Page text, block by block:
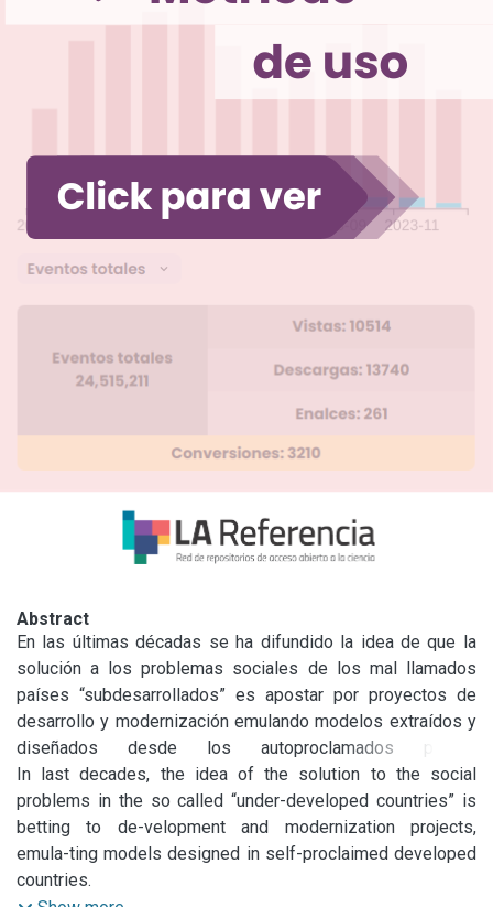
Abstract
En las últimas décadas se ha difundido la idea de que la
solución a los problemas sociales de los mal llamados
países “subdesarrollados” es apostar por proyectos de
desarrollo y modernización emulando modelos extraídos y
diseñados desde los autoproclamados países
“desarrollados”. La imposición de este modelo requiere,
entre otra serie de ajustes, una reestructuración y
reorientación de los sistemas educativos, pues se
entiende que la educación es una pieza fundamental dentro
de la maquinaria del progreso. En este sentido, la política
In last decades, the idea of the solution to the social
problems in the so called “under-developed countries” is
betting to de-velopment and modernization projects,
emula-ting models designed in self-proclaimed developed
countries.